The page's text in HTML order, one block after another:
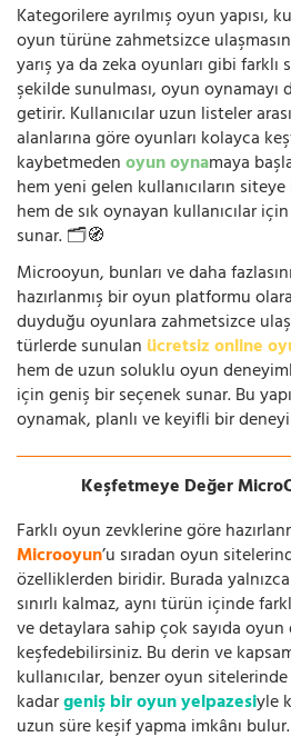
Kategorilere ayrılmış oyun yapısı,
oyun türüne zahmetsizce
yarış ya da zeka oyunları gibi
şekilde sunulması, oyun
getirir. Kullanıcılar uzun listeler
alanlarına göre oyunları kolayca
kaybetmedenoyun oynamaya
hem yeni gelen kullanıcıların siteye
hem de sık oynayan kullanıcılar
sunar. 🗂️🧭
Microoyun, bunları ve daha
hazırlanmış bir oyun platformu
duyduğu oyunlara zahmetsizce
türlerde sunulan ücretsiz online
hem de uzun soluklu oyun
için geniş bir seçenek sunar. Bu
oynamak, planlı ve keyifli bir
Keşfetmeye Değer
Farklı oyun zevklerine göre
Microoyun’u sıradan oyun
özelliklerden biridir. Burada
sınırlı kalmaz, aynı türün içinde
ve detaylara sahip çok sayıda oyun
keşfedebilirsiniz. Bu derin ve
kullanıcılar, benzer oyun
kadargeniş bir oyun yelpazesiyle
uzun süre keşif yapma imkânı